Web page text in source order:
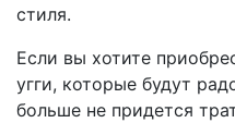
стиля.
Если вы хотите
угги, которые будут
больше не придется